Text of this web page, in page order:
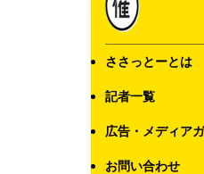
ささっとーとは
記者一覧
広告・メディア
お問い合わせ